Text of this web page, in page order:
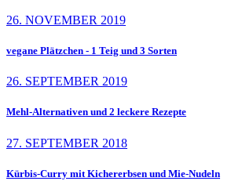
26. NOVEMBER 2019
vegane Plätzchen - 1 Teig und 3 Sorten
26. SEPTEMBER 2019
Mehl-Alternativen und 2 leckere Rezepte
27. SEPTEMBER 2018
Kürbis-Curry mit Kichererbsen und Mie-Nudeln